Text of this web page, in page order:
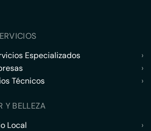
Especializados
›
›
Técnicos
›
Y BELLEZA
Local
›